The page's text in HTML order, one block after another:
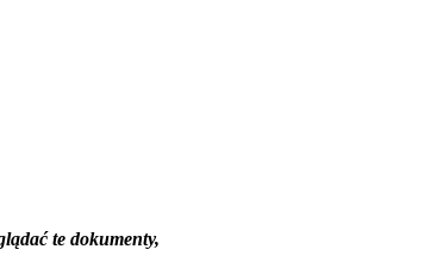
te dokumenty,